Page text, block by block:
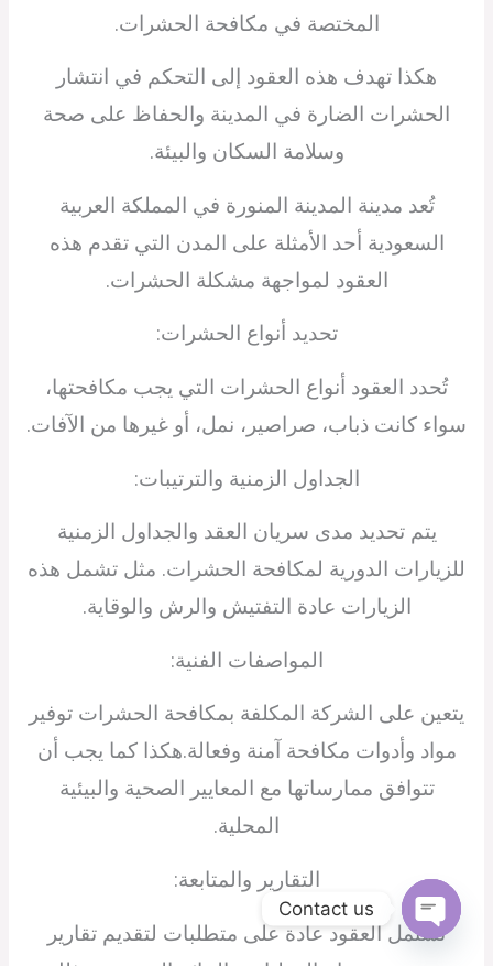
المختصة في مكافحة الحشرات.
هكذا تهدف هذه العقود إلى التحكم في انتشار
الحشرات الضارة في المدينة والحفاظ على صحة
وسلامة السكان والبيئة.
تُعد مدينة المدينة المنورة في المملكة العربية
السعودية أحد الأمثلة على المدن التي تقدم هذه
العقود لمواجهة مشكلة الحشرات.
تحديد أنواع الحشرات:
تُحدد العقود أنواع الحشرات التي يجب مكافحتها،
سواء كانت ذباب، صراصير، نمل، أو غيرها من الآفات.
الجداول الزمنية والترتيبات:
يتم تحديد مدى سريان العقد والجداول الزمنية
للزيارات الدورية لمكافحة الحشرات. مثل تشمل هذه
الزيارات عادة التفتيش والرش والوقاية.
المواصفات الفنية:
يتعين على الشركة المكلفة بمكافحة الحشرات توفير
مواد وأدوات مكافحة آمنة وفعالة.هكذا كما يجب أن
تتوافق ممارساتها مع المعايير الصحية والبيئية
المحلية.
التقارير والمتابعة:
تشتمل العقود عادة على متطلبات لتقديم تقارير
Contact us
Open